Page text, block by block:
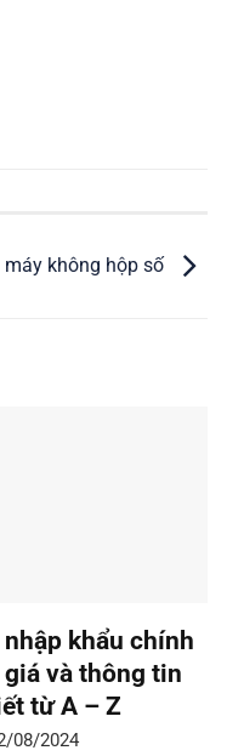
không hộp số
khẩu chính
giá và thông tin
từ A – Z
08/2024